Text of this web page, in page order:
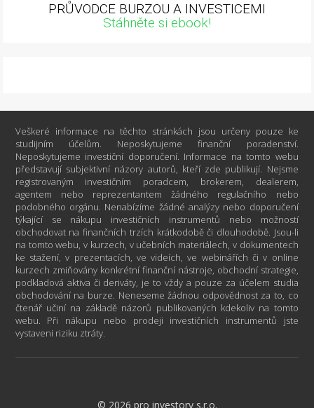
PRŮVODCE BURZOU A INVESTICEMI
Stáhněte si ebook!
Veškeré informace na těchto stránkách jsou určeny pouze ke
studijním účelům. Neposkytujeme finanční poradenství.
Neposkytujeme investiční doporučení. Informace na tomto webu
představují subjektivní názory autorů, kteří zde publikují. Nejsme
registrovaným investičním poradcem, brokerem, dealerem,
agentem nebo reprezentantem žádného regulačního nebo
podobného orgánu. Nenabízíme žádné analýzy nebo doporučení
týkající se nákupu investičních instrumentů nebo možností
obchodovat na finančních trzích krátkodobě či dlouhodobě. Jsou-li
na tomto webu, v kurzech, v učebních materiálech, v dokumentech
ke stažení, v prezentacích, ve videích, ve webinářích či v online
kurzech zmiňovány konkrétní finanční nástroje, obchodní strategie,
podkladová aktiva či deriváty, je to vždy a pouze za účelem studia
obchodování na burze. Neneseme žádnou odpovědnost za to, co
čtenář učiní na základě názorů publikovaných kdekoliv na tomto
webu. Při nákupu nebo prodeji investičních instrumentů jste
vystaveni riziku ztráty.
© 2026 pro investory s.r.o.